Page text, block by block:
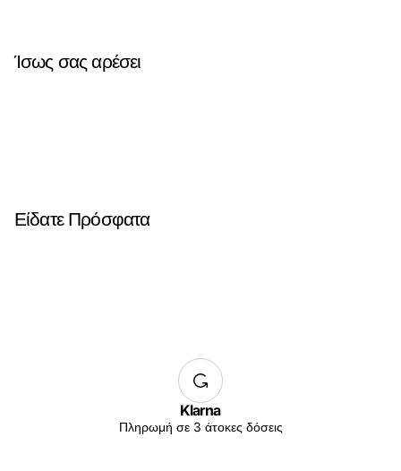
Ίσως σας αρέσει
Είδατε Πρόσφατα
Klarna
Πληρωμή σε 3 άτοκες δόσεις